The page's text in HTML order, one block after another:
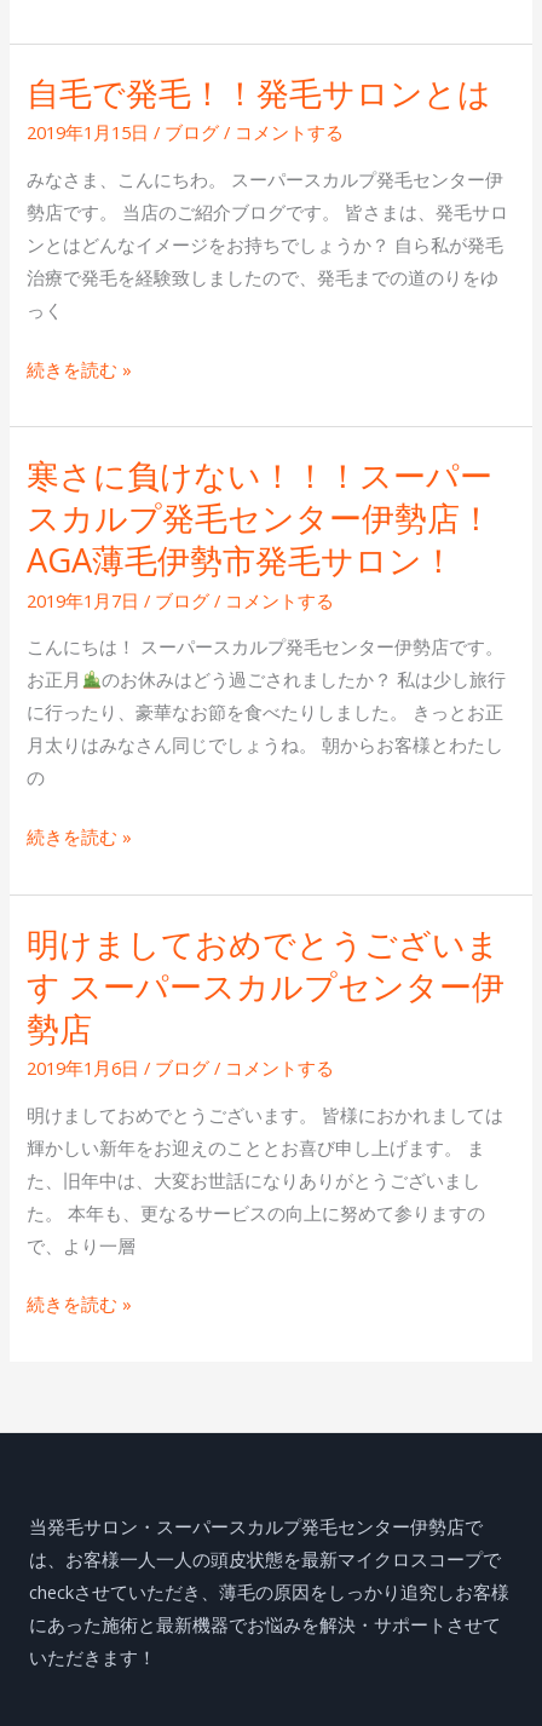
活！
ス
ー
パ
ー
ス
カ
ル
プ
毛
ン
タ
ー
伊
勢
店
自毛で発毛！！発毛サロンとは
2019年1月15日/ ブログ / コメントする
みなさま、こんにちわ。 スーパースカルプ発毛センター伊
勢店です。 当店のご紹介ブログです。 皆さまは、発毛サロ
ンとはどんなイメージをお持ちでしょうか？ 自ら私が発毛
治療で発毛を経験致しましたので、発毛までの道のりをゆ
っく
自
毛
発
毛！！
発
毛
サ
ン
続きを読む »
寒さに負けない！！！スーパー
スカルプ発毛センター伊勢店！
AGA薄毛伊勢市発毛サロン！
2019年1月7日/ ブログ / コメントする
こんにちは！ スーパースカルプ発毛センター伊勢店です。
お正月
のお休みはどう過ごされましたか？ 私は少し旅行
に行ったり、豪華なお節を食べたりしました。 きっとお正
月太りはみなさん同じでしょうね。 朝からお客様とわたし
の
寒
に
負
け
い！！！
ス
ル
プ
発
毛
セ
ン
ー
伊
勢
店！
AGA
毛
サ
ロ
ン！
続きを読む »
明けましておめでとうございま
す スーパースカルプセンター伊
勢店
2019年1月6日/ ブログ / コメントする
明けましておめでとうございます。 皆様におかれましては
輝かしい新年をお迎えのこととお喜び申し上げます。 ま
た、旧年中は、大変お世話になりありがとうございまし
た。 本年も、更なるサービスの向上に努めて参りますの
で、より一層
明
け
ま
し
て
め
で
と
う
ご
ざ
ー
ス
カ
ル
プ
続きを読む »
当発毛サロン・スーパースカルプ発毛センター伊勢店で
は、お客様一人一人の頭皮状態を最新マイクロスコープで
checkさせていただき、薄毛の原因をしっかり追究しお客様
にあった施術と最新機器でお悩みを解決・サポートさせて
いただきます！